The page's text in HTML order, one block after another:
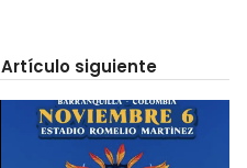
Artículo siguiente